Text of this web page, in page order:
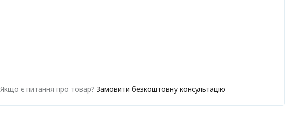
Якщо є питання про товар? Замовити безкоштовну консультацію